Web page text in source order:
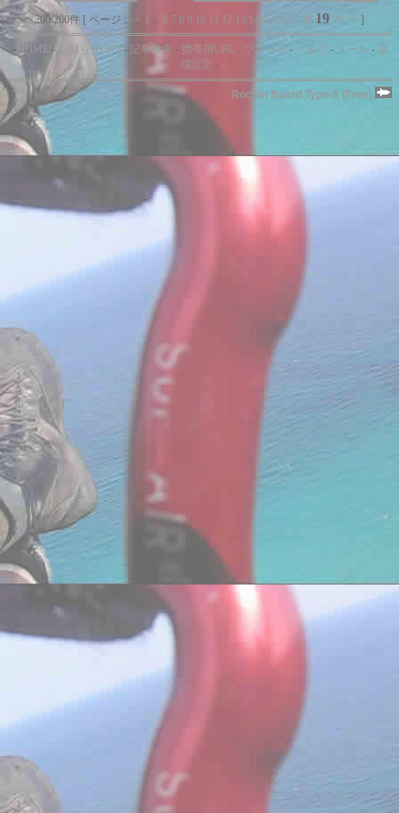
200/200件 [ ページ : << 1 6 7 8 9 10 11 12 13 14 15 16 17 18 19 20 >> ]
- HOME - お知らせ(3/8)- 記事検索 - 携帯用URL - フィード - ヘルプ - メール - 環
境設定 -
Rocket Board Type-X (Free)